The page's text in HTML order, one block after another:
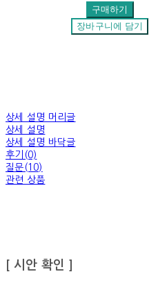
구매하기
장바구니에 담기
상세 설명 머리글
상세 설명
상세 설명 바닥글
후기(0)
질문(10)
관련 상품
[ 시안 확인 ]